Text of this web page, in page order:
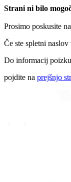
Strani ni bilo
Prosimo poskusite
Če ste spletni
Do informacij
pojdite na prejšnjo